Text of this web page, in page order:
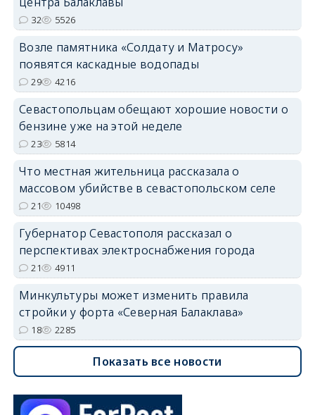
32 5526
Возле памятника «Солдату и Матросу»
появятся каскадные водопады
29 4216
Севастопольцам обещают хорошие новости о
бензине уже на этой неделе
23 5814
Что местная жительница рассказала о
массовом убийстве в севастопольском селе
21 10498
Губернатор Севастополя рассказал о
перспективах электроснабжения города
21 4911
Минкультуры может изменить правила
стройки у форта «Северная Балаклава»
18 2285
Показать все новости